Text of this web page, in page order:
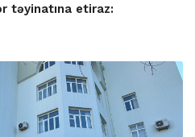
təyinatına etiraz: